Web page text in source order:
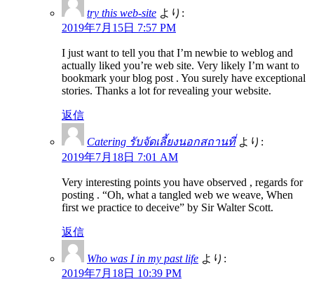
try this web-site より:
2019年7月15日 7:57 PM
I just want to tell you that I’m newbie to weblog and
actually liked you’re web site. Very likely I’m want to
bookmark your blog post . You surely have exceptional
stories. Thanks a lot for revealing your website.
返信
Catering รับจัดเลี้ยงนอกสถานที่ より:
2019年7月18日 7:01 AM
Very interesting points you have observed , regards for
posting . “Oh, what a tangled web we weave, When
first we practice to deceive” by Sir Walter Scott.
返信
Who was I in my past life より:
2019年7月18日 10:39 PM